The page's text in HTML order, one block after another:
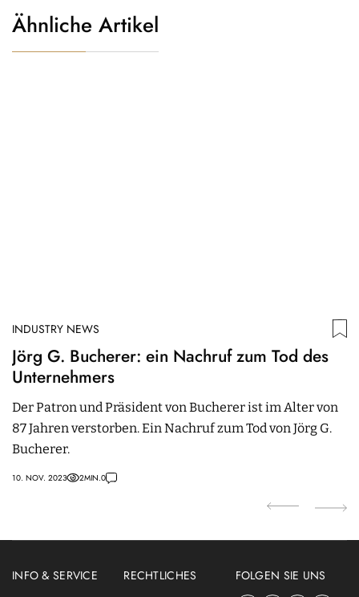
Ähnliche Artikel
INDUSTRY NEWS
Jörg G. Bucherer: ein Nachruf zum Tod des
Unternehmers
Der Patron und Präsident von Bucherer ist im Alter von
87 Jahren verstorben. Ein Nachruf zum Tod von Jörg G.
Bucherer.
10. NOV. 2023 2MIN.0
INFO & SERVICE
RECHTLICHES
FOLGEN SIE UNS